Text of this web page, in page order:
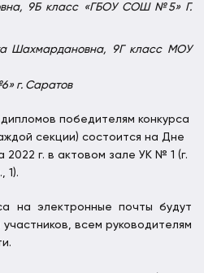
9Б класс «ГБОУ СОШ №5» Г.
Шахмардановна, 9Г класс МОУ
г. Саратов
победителям конкурса
секции) состоится на Дне
г. в актовом зале УК № 1 (г.
1).
на электронные почты будут
всем руководителям